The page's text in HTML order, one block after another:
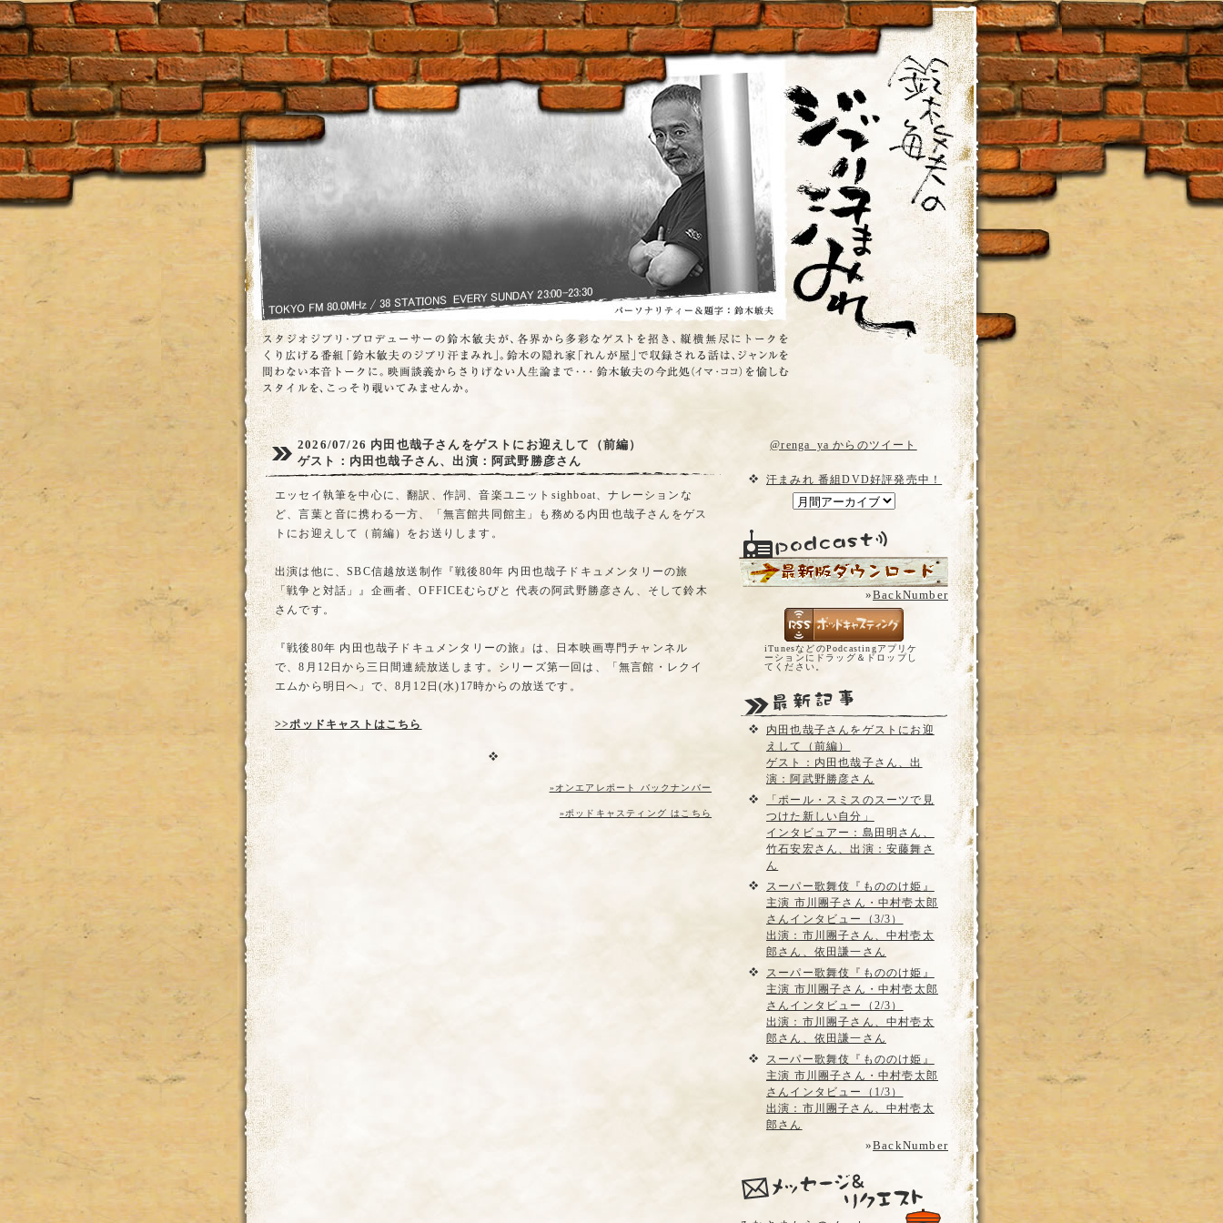
2026/07/26 内田也哉子さんをゲストにお迎えして（前編）
ゲスト：内田也哉子さん、出演：阿武野勝彦さん
エッセイ執筆を中心に、翻訳、作詞、音楽ユニットsighboat、ナレーションな
ど、言葉と音に携わる一方、「無言館共同館主」も務める内田也哉子さんをゲス
トにお迎えして（前編）をお送りします。
出演は他に、SBC信越放送制作『戦後80年 内田也哉子ドキュメンタリーの旅
「戦争と対話」』企画者、OFFICEむらびと 代表の阿武野勝彦さん、そして鈴木
さんです。
『戦後80年 内田也哉子ドキュメンタリーの旅』は、日本映画専門チャンネル
で、8月12日から三日間連続放送します。シリーズ第一回は、「無言館・レクイ
エムから明日へ」で、8月12日(水)17時からの放送です。
>>ポッドキャストはこちら
»オンエアレポート バックナンバー
»ポッドキャスティング はこちら
@renga_ya からのツイート
汗まみれ 番組DVD好評発売中！
»BackNumber
iTunesなどのPodcastingアプリケ
ーションにドラッグ＆ドロップし
てください。
内田也哉子さんをゲストにお迎
えして（前編）
ゲスト：内田也哉子さん、出
演：阿武野勝彦さん
「ポール・スミスのスーツで見
つけた新しい自分」
インタビュアー：島田明さん、
竹石安宏さん、出演：安藤舞さ
ん
スーパー歌舞伎『もののけ姫』
主演 市川團子さん・中村壱太郎
さんインタビュー（3/3）
出演：市川團子さん、中村壱太
郎さん、依田謙一さん
スーパー歌舞伎『もののけ姫』
主演 市川團子さん・中村壱太郎
さんインタビュー（2/3）
出演：市川團子さん、中村壱太
郎さん、依田謙一さん
スーパー歌舞伎『もののけ姫』
主演 市川團子さん・中村壱太郎
さんインタビュー（1/3）
出演：市川團子さん、中村壱太
郎さん
»BackNumber